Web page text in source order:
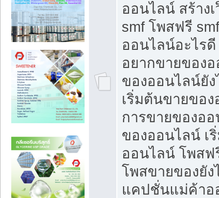
ออนไลน์ สร้าง
smf โพสฟรี
ออนไลน์อะไร
อยากขายของ
ของออนไลน์ยั
เริ่มต้นขายของ
การขายของอ
ของออนไลน์ เ
ออนไลน์ โพส
โพสขายของยัง
แคปชั่นแม่ค้า